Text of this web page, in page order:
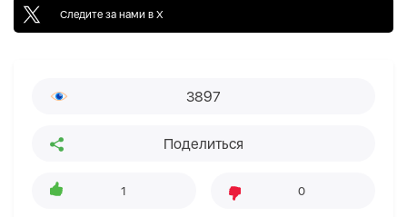
Следите за нами в X
3897
Поделиться
1 0